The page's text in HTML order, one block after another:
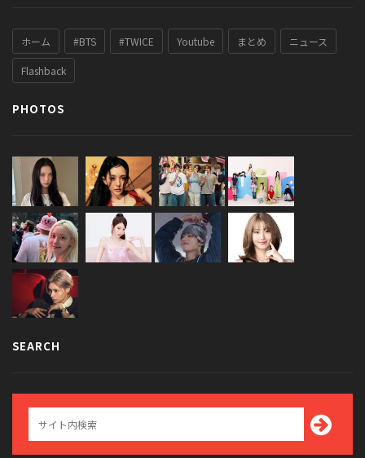
ホーム #BTS #TWICE Youtube まとめ ニュース
Flashback
PHOTOS
SEARCH